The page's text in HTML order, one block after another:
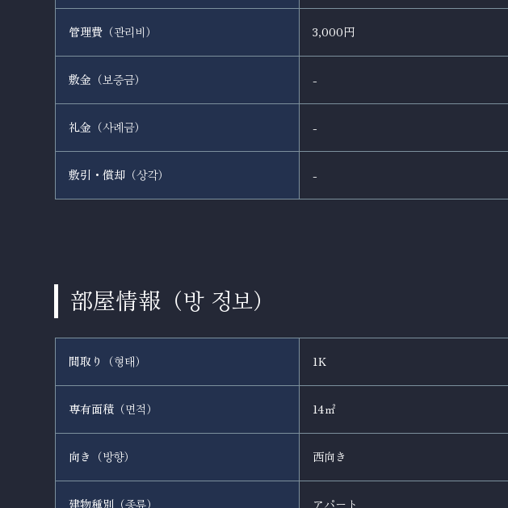
管理費（관리비 ） 3,000円
敷金（ 보증금） -
礼金（사례금） -
敷引・償却（상각） -
部屋情報（방 정보）
間取り（형태 ） 1K
専有面積（ 면적 ） 14㎡
向き（ 방향） 西向き
建物種別（종류） アパート